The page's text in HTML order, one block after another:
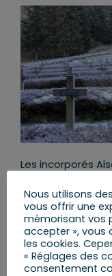
Les incorporés
russe : il y avait
qu’ils désertent
contre leur
eux mourront au
disparus et 30
invalides.
Nous utilisons
vous offrir une
mémorisant vos
accepter », vous
les cookies.
« Réglages des
consentement